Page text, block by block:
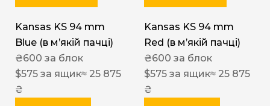
Kansas KS 94 mm
Blue (в мʼякій пачці)
₴600 за блок
$575 за ящик≈ 25 875
₴
Kansas KS 94 mm
Red (в мʼякій пачці)
₴600 за блок
$575 за ящик≈ 25 875
₴